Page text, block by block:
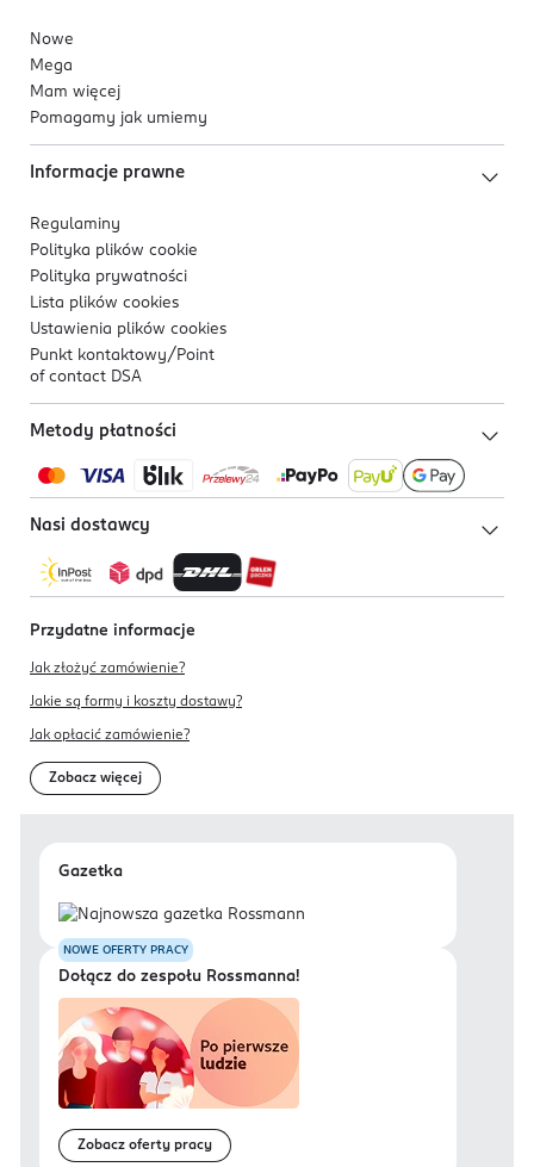
Nowe
Mega
Mam więcej
Pomagamy jak umiemy
Informacje prawne
Regulaminy
Polityka plików cookie
Polityka prywatności
Lista plików cookies
Ustawienia plików cookies
Punkt kontaktowy/ Point
of contact DSA
Metody płatności
Nasi dostawcy
Przydatne informacje
Jak złożyć zamówienie?
Jakie są formy i koszty dostawy?
Jak opłacić zamówienie?
Zobacz więcej
Gazetka
NOWE OFERTY PRACY
Dołącz do zespołu Rossmanna!
Zobacz oferty pracy